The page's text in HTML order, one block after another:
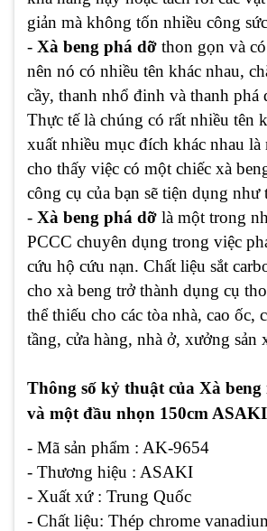
giản mà không tốn nhiều công
- Xà beng phá dỡ thon gọn và
nên nó có nhiều tên khác nhau,
cầy, thanh nhổ đinh và thanh phá
Thực tế là chúng có rất nhiều tên
xuất nhiều mục đích khác nhau
cho thấy việc có một chiếc xà
công cụ của bạn sẽ tiện dụng như
- Xà beng phá dỡ là một trong
PCCC chuyên dụng trong việc
cứu hộ cứu nạn. Chất liệu sắt
cho xà beng trở thành dụng cụ
thể thiếu cho các tòa nhà, cao ốc,
tầng, cửa hàng, nhà ở, xưởng sản
Thông số kỷ thuật của Xà beng
và một đầu nhọn 150cm
- Mã sản phẩm : AK-9654
- Thương hiệu : ASAKI
- Xuất xứ : Trung Quốc
- Chất liệu: Thép chrome